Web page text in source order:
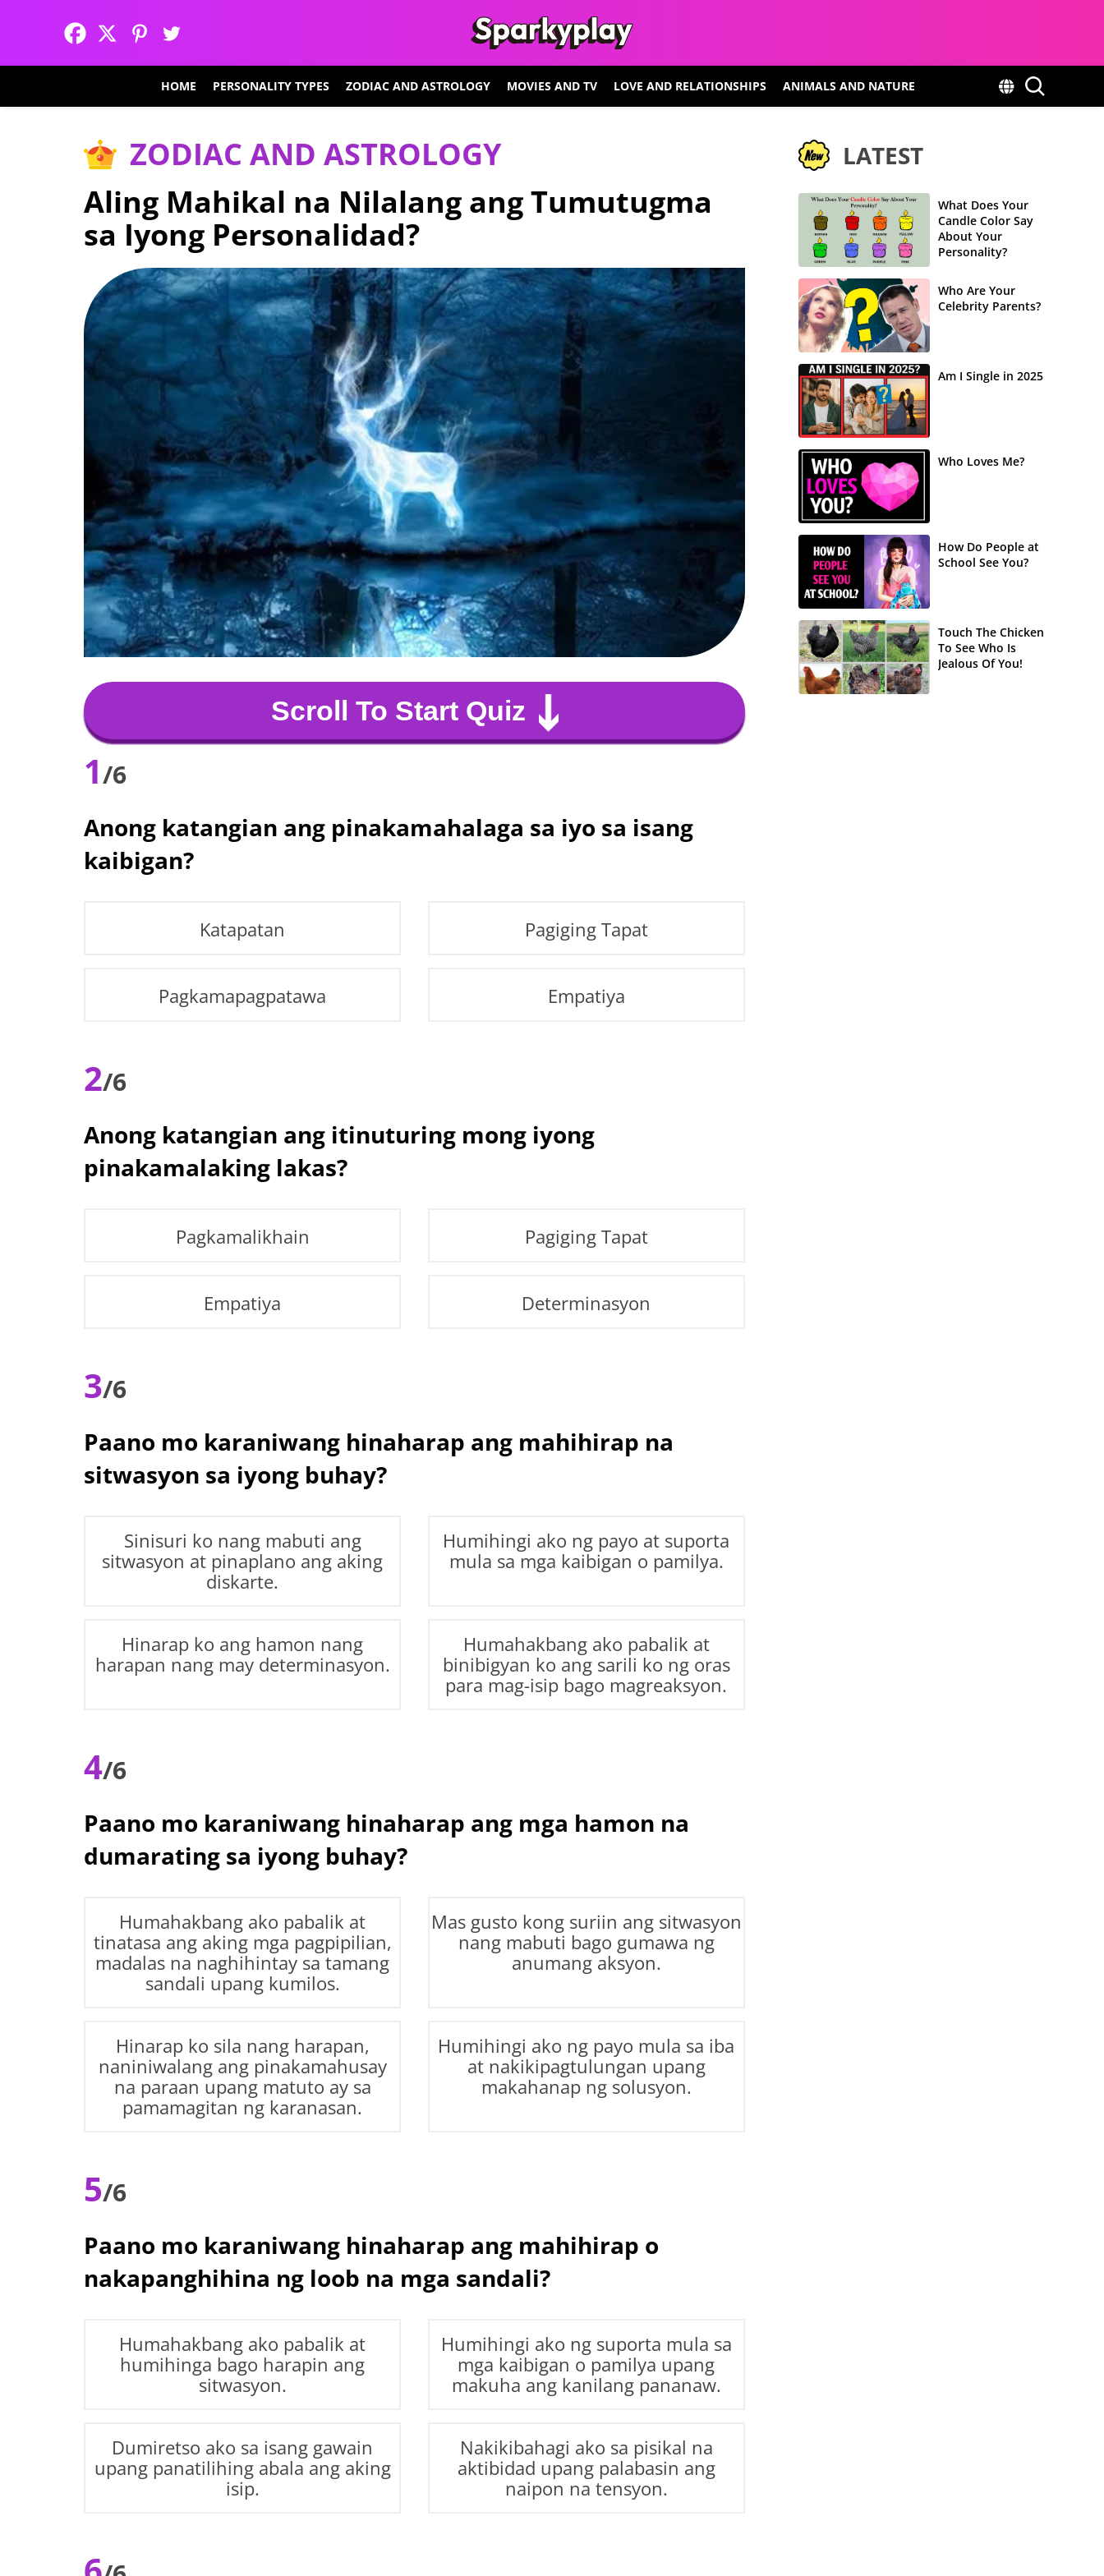
HOME PERSONALITY TYPES ZODIAC AND ASTROLOGY MOVIES AND TV LOVE AND RELATIONSHIPS ANIMALS AND NATURE
ZODIAC AND ASTROLOGY
Aling Mahikal na Nilalang ang Tumutugma
sa Iyong Personalidad?
Scroll To Start Quiz
1/6
Anong katangian ang pinakamahalaga sa iyo sa isang
kaibigan?
Katapatan Pagiging Tapat
Pagkamapagpatawa Empatiya
2/6
Anong katangian ang itinuturing mong iyong
pinakamalaking lakas?
Pagkamalikhain Pagiging Tapat
Empatiya Determinasyon
3/6
Paano mo karaniwang hinaharap ang mahihirap na
sitwasyon sa iyong buhay?
Sinisuri ko nang mabuti ang
sitwasyon at pinaplano ang aking
diskarte.
Humihingi ako ng payo at suporta
mula sa mga kaibigan o pamilya.
Hinarap ko ang hamon nang
harapan nang may determinasyon.
Humahakbang ako pabalik at
binibigyan ko ang sarili ko ng oras
para mag-isip bago magreaksyon.
4/6
Paano mo karaniwang hinaharap ang mga hamon na
dumarating sa iyong buhay?
Humahakbang ako pabalik at
tinatasa ang aking mga pagpipilian,
madalas na naghihintay sa tamang
sandali upang kumilos.
Mas gusto kong suriin ang sitwasyon
nang mabuti bago gumawa ng
anumang aksyon.
Hinarap ko sila nang harapan,
naniniwalang ang pinakamahusay
na paraan upang matuto ay sa
pamamagitan ng karanasan.
Humihingi ako ng payo mula sa iba
at nakikipagtulungan upang
makahanap ng solusyon.
5/6
Paano mo karaniwang hinaharap ang mahihirap o
nakapanghihina ng loob na mga sandali?
Humahakbang ako pabalik at
humihinga bago harapin ang
sitwasyon.
Humihingi ako ng suporta mula sa
mga kaibigan o pamilya upang
makuha ang kanilang pananaw.
Dumiretso ako sa isang gawain
upang panatilihing abala ang aking
isip.
Nakikibahagi ako sa pisikal na
aktibidad upang palabasin ang
naipon na tensyon.
LATEST
What Does Your
Candle Color Say
About Your
Personality?
Who Are Your
Celebrity Parents?
Am I Single in 2025
Who Loves Me?
How Do People at
School See You?
Touch The Chicken
To See Who Is
Jealous Of You!